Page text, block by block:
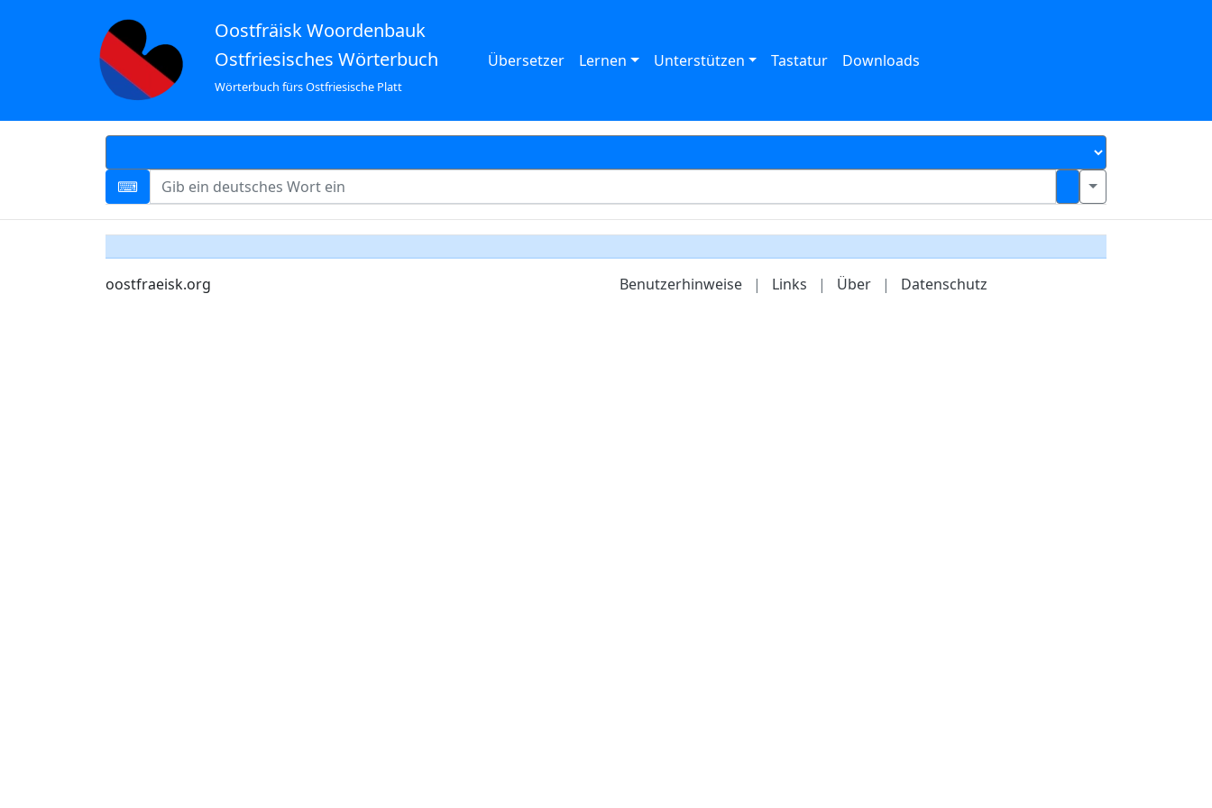
Oostfräisk Woordenbauk
Ostfriesisches Wörterbuch
Wörterbuch fürs Ostfriesische Platt
Übersetzer Lernen Unterstützen Tastatur Downloads
oostfraeisk.org Benutzerhinweise | Links | Über | Datenschutz